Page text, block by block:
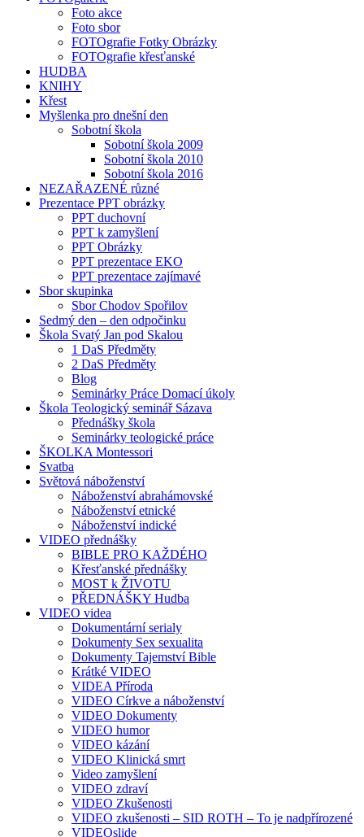
Foto akce
Foto sbor
FOTOgrafie Fotky Obrázky
FOTOgrafie křesťanské
HUDBA
KNIHY
Křest
Myšlenka pro dnešní den
Sobotní škola
Sobotní škola 2009
Sobotní škola 2010
Sobotní škola 2016
NEZAŘAZENÉ různé
Prezentace PPT obrázky
PPT duchovní
PPT k zamyšlení
PPT Obrázky
PPT prezentace EKO
PPT prezentace zajímavé
Sbor skupinka
Sbor Chodov Spořilov
Sedmý den – den odpočinku
Škola Svatý Jan pod Skalou
1 DaS Předměty
2 DaS Předměty
Blog
Seminárky Práce Domací úkoly
Škola Teologický seminář Sázava
Přednášky škola
Seminárky teologické práce
ŠKOLKA Montessori
Svatba
Světová náboženství
Náboženství abrahámovské
Náboženství etnické
Náboženství indické
VIDEO přednášky
BIBLE PRO KAŽDÉHO
Křesťanské přednášky
MOST k ŽIVOTU
PŘEDNÁŠKY Hudba
VIDEO videa
Dokumentární serialy
Dokumenty Sex sexualita
Dokumenty Tajemství Bible
Krátké VIDEO
VIDEA Příroda
VIDEO Církve a náboženství
VIDEO Dokumenty
VIDEO humor
VIDEO kázání
VIDEO Klinická smrt
Video zamyšlení
VIDEO zdraví
VIDEO Zkušenosti
VIDEO zkušenosti – SID ROTH – To je nadpřírozené
VIDEOslide